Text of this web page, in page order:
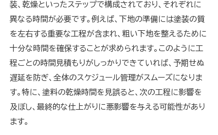
装、乾燥といったステップで構成されており、それぞれに
異なる時間が必要です。例えば、下地の準備には塗装の質
を左右する重要な工程が含まれ、粗い下地を整えるために
十分な時間を確保することが求められます。このように工
程ごとの時間見積もりがしっかりできていれば、予期せぬ
遅延を防ぎ、全体のスケジュール管理がスムーズになりま
す。特に、塗料の乾燥時間を見誤ると、次の工程に影響を
及ぼし、最終的な仕上がりに悪影響を与える可能性があり
ます。